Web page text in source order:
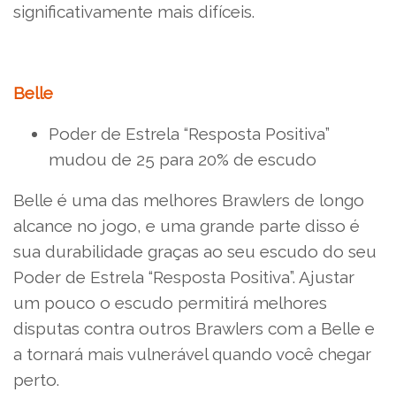
significativamente mais difíceis.
Belle
Poder de Estrela “Resposta Positiva”
mudou de 25 para 20% de escudo
Belle é uma das melhores Brawlers de longo
alcance no jogo, e uma grande parte disso é
sua durabilidade graças ao seu escudo do seu
Poder de Estrela “Resposta Positiva”. Ajustar
um pouco o escudo permitirá melhores
disputas contra outros Brawlers com a Belle e
a tornará mais vulnerável quando você chegar
perto.